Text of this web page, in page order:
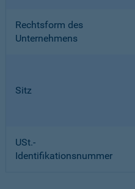
Rechtsform des
Unternehmens
Sitz
USt.-
Identifikationsnummer